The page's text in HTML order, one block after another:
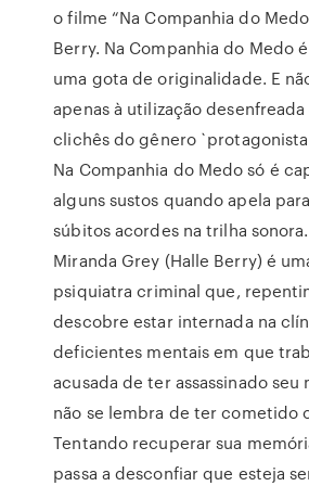
o filme “Na Companhia do
Berry. Na Companhia do Medo
uma gota de originalidade. E
apenas à utilização
clichês do gênero
Na Companhia do Medo só é
alguns sustos quando apela
súbitos acordes na trilha
Miranda Grey (Halle Berry) é
psiquiatra criminal que,
descobre estar internada na
deficientes mentais em que
acusada de ter assassinado seu
não se lembra de ter cometido
Tentando recuperar sua
passa a desconfiar que esteja